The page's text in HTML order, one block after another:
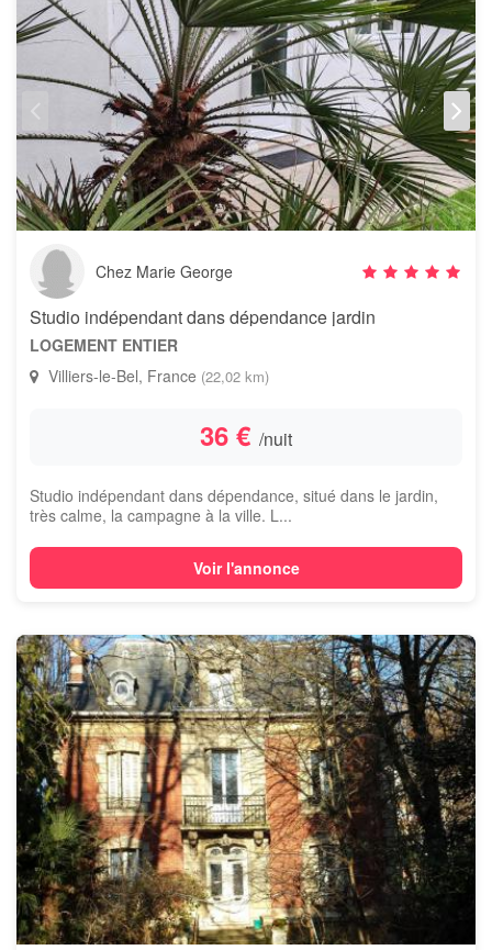
Chez Marie George
Studio indépendant dans dépendance jardin
LOGEMENT ENTIER
Villiers-le-Bel, France (22,02 km)
36 € /nuit
Studio indépendant dans dépendance, situé dans le jardin,
très calme, la campagne à la ville. L...
Voir l'annonce